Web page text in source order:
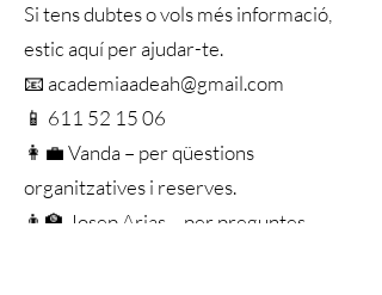
Si tens dubtes o vols més informació,
estic aquí per ajudar-te.
📧 academiaadeah@gmail.com
📱 611 52 15 06
👩‍💼 Vanda – per qüestions
organitzatives i reserves.
👨‍🏫 Josep Arias – per preguntes